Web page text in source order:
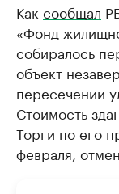
Как сообщал
«Фонд
собиралось
объект
пересечении
Стоимость
Торги по его
февраля,